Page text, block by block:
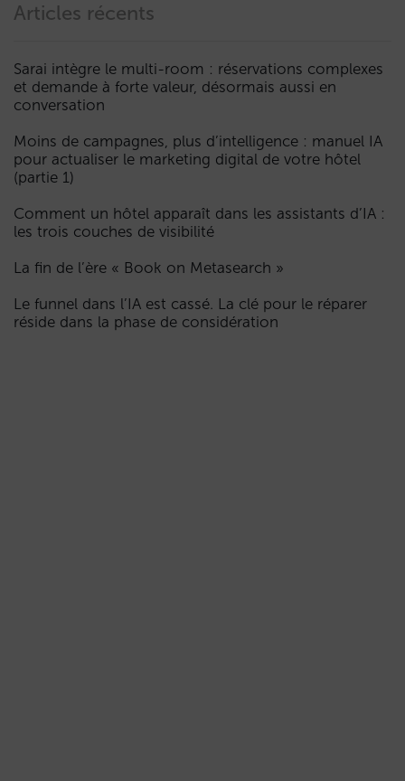
Articles récents
Sarai intègre le multi-room : réservations complexes
et demande à forte valeur, désormais aussi en
conversation
Moins de campagnes, plus d’intelligence : manuel IA
pour actualiser le marketing digital de votre hôtel
(partie 1)
Comment un hôtel apparaît dans les assistants d’IA :
les trois couches de visibilité
La fin de l’ère « Book on Metasearch »
Le funnel dans l’IA est cassé. La clé pour le réparer
réside dans la phase de considération